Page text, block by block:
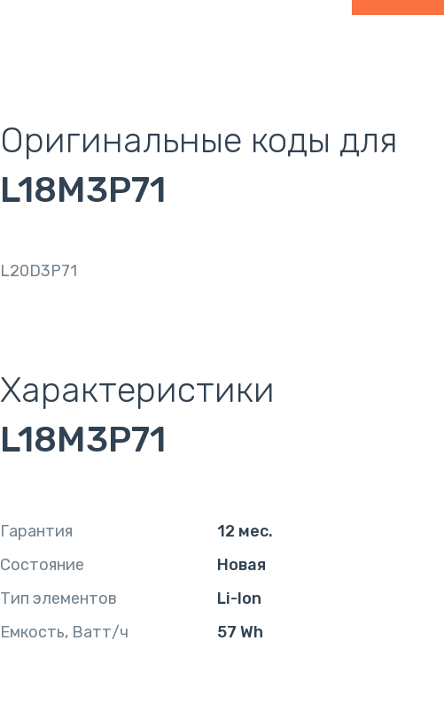
Оригинальные коды для
L18M3P71
L20D3P71
Характеристики
L18M3P71
Гарантия
12 мес.
Состояние
Новая
Тип элементов
Li-Ion
Емкость, Ватт/ч
57 Wh